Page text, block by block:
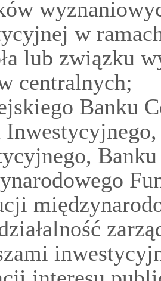
w
lub związku
centralnych;
Banku